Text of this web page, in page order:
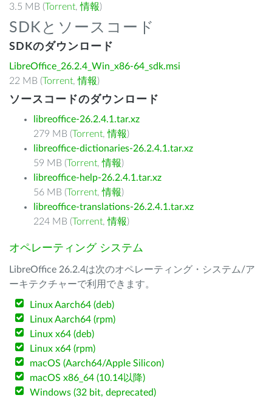
3.5 MB (Torrent,情報)
SDKとソースコード
SDKのダウンロード
LibreOffice_26.2.4_Win_x86-64_sdk.msi
22 MB (Torrent,情報)
ソースコードのダウンロード
libreoffice-26.2.4.1.tar.xz
279 MB (Torrent,情報)
libreoffice-dictionaries-26.2.4.1.tar.xz
59 MB (Torrent,情報)
libreoffice-help-26.2.4.1.tar.xz
56 MB (Torrent,情報)
libreoffice-translations-26.2.4.1.tar.xz
224 MB (Torrent,情報)
オペレーティング システム
LibreOffice 26.2.4は次のオペレーティング・システム/ア
ーキテクチャーで利用できます。
Linux Aarch64 (deb)
Linux Aarch64 (rpm)
Linux x64 (deb)
Linux x64 (rpm)
macOS (Aarch64/Apple Silicon)
macOS x86_64 (10.14以降)
Windows (32 bit, deprecated)